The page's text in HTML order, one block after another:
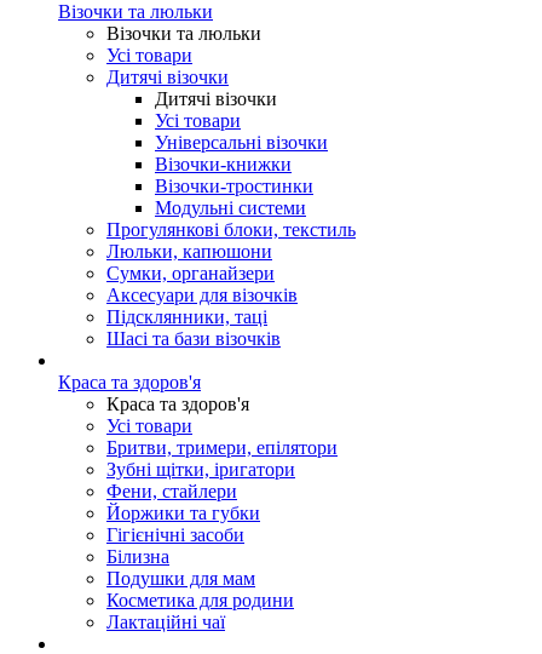
Візочки та люльки
Візочки та люльки
Усі товари
Дитячі візочки
Дитячі візочки
Усі товари
Універсальні візочки
Візочки-книжки
Візочки-тростинки
Модульні системи
Прогулянкові блоки, текстиль
Люльки, капюшони
Сумки, органайзери
Аксесуари для візочків
Підсклянники, таці
Шасі та бази візочків
Краса та здоров'я
Краса та здоров'я
Усі товари
Бритви, тримери, епілятори
Зубні щітки, іригатори
Фени, стайлери
Йоржики та губки
Гігієнічні засоби
Білизна
Подушки для мам
Косметика для родини
Лактаційні чаї